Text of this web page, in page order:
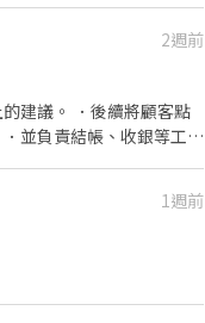
2週前
建議。 ．後續將顧客點
並負責結帳、收銀等工
1週前